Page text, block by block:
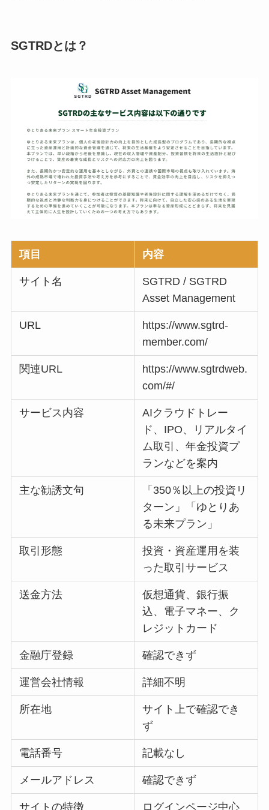
SGTRDとは？
項目 内容
サイト名
SGTRD / SGTRD
Asset Management
URL
https://www.sgtrd-
member.com/
関連URL
https://www.sgtrdweb.
com/#/
サービス内容
AIクラウドトレー
ド、IPO、リアルタイ
ム取引、年金投資プ
ランなどを案内
主な勧誘文句
「350％以上の投資リ
ターン」「ゆとりあ
る未来プラン」
取引形態
投資・資産運用を装
った取引サービス
送金方法
仮想通貨、銀行振
込、電子マネー、ク
レジットカード
金融庁登録 確認できず
運営会社情報 詳細不明
所在地
サイト上で確認でき
ず
電話番号 記載なし
メールアドレス 確認できず
サイトの特徴
ログインページ中心